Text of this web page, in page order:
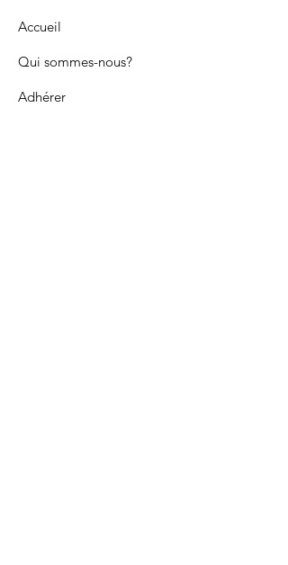
Accueil
Qui sommes-nous?
Adhérer